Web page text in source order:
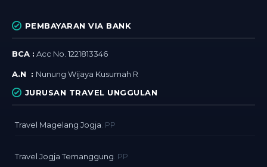
PEMBAYARAN VIA BANK
BCA : Acc No. 1221813346
A.N : Nunung Wijaya Kusumah R
JURUSAN TRAVEL UNGGULAN
Travel Magelang Jogja. PP
Travel Jogja Temanggung . PP